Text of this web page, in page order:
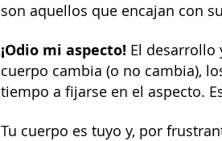
son aquellos que encajan con
¡Odio mi aspecto! El desarrollo
cuerpo cambia (o no cambia),
tiempo a fijarse en el aspecto.
Tu cuerpo es tuyo y, por